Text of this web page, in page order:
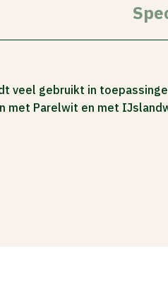
veel gebruikt in
met Parelwit en met